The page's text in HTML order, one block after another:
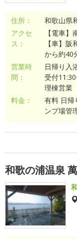
住所：
和歌山県
アクセ
ス：
【電車
【車】
から約40
営業時
間：
日帰り入
受付
理棟営業
料金：
有料 日帰
ンプ場管
和歌の浦温泉